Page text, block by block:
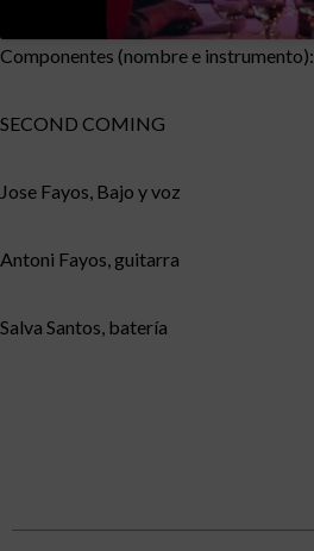
Componentes (nombre e instrumento):
SECOND COMING
Jose Fayos, Bajo y voz
Antoni Fayos, guitarra
Salva Santos, batería